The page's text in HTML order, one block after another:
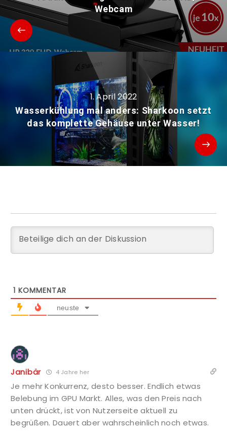
Webcam
1. April 2022
Wasserkühlung mal anders: Sharkoon setzt
das komplette Gehäuse unter Wasser!
1 KOMMENTAR
neuste
Janibär 4 Jahre her
Je mehr Konkurrenz, desto besser. Endlich etwas
Belebung im GPU Markt. Alles, was den Preis nach
unten drückt, ist von Nutzerseite aktuell zu
begrüßen. Dauert aber wahrscheinlich noch etwas.